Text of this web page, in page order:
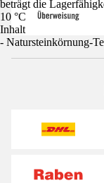
beträgt die
10 °C
Inhalt
- Natursteinkörnung-